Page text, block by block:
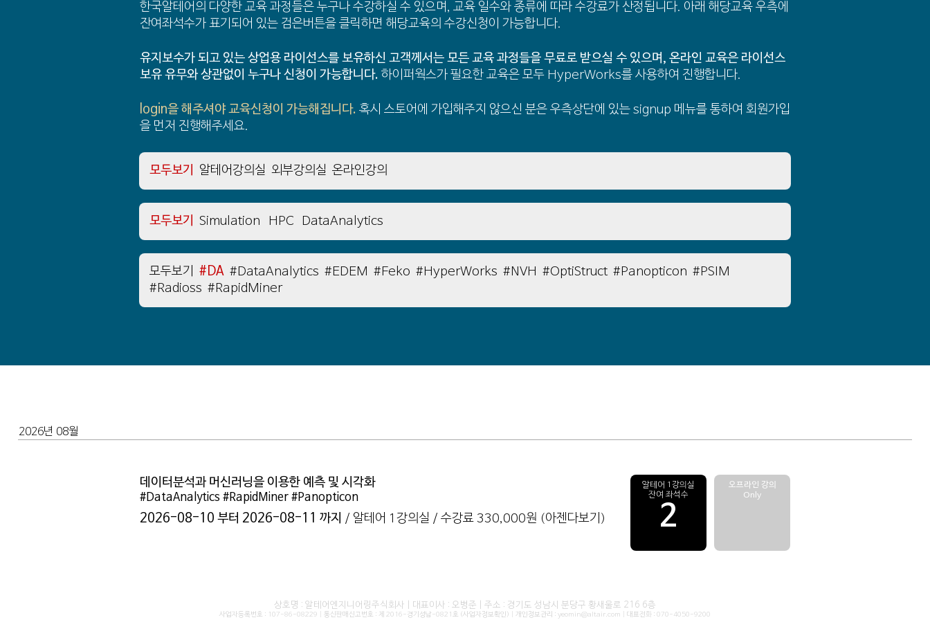
한국알테어의 다양한 교육 과정들은 누구나 수강하실 수 있으며, 교육 일수와 종류에 따라 수강료가 산정됩니다. 아래 해당교육 우측에
잔여좌석수가 표기되어 있는 검은버튼을 클릭하면 해당교육의 수강신청이 가능합니다.
유지보수가 되고 있는 상업용 라이선스를 보유하신 고객께서는 모든 교육 과정들을 무료로 받으실 수 있으며, 온라인 교육은 라이선스
보유 유무와 상관없이 누구나 신청이 가능합니다. 하이퍼웍스가 필요한 교육은 모두 HyperWorks를 사용하여 진행합니다.
login을 해주셔야 교육신청이 가능해집니다. 혹시 스토어에 가입해주지 않으신 분은 우측상단에 있는 signup 메뉴를 통하여 회원가입
을 먼저 진행해주세요.
모두보기 알테어강의실 외부강의실 온라인강의
모두보기 Simulation HPC DataAnalytics
모두보기 #DA #DataAnalytics #EDEM #Feko #HyperWorks #NVH #OptiStruct #Panopticon #PSIM
#Radioss #RapidMiner
2026년 08월
데이터분석과 머신러닝을 이용한 예측 및 시각화
#DataAnalytics #RapidMiner #Panopticon
2026-08-10 부터 2026-08-11 까지 / 알테어 1강의실 / 수강료 330,000원 (아젠다보기)
알테어 1강의실
잔여 좌석수
2
오프라인 강의
Only
상호명 : 알테어엔지니어링주식회사 | 대표이사 : 오병준 | 주소 : 경기도 성남시 분당구 황새울로 216 6층
사업자등록번호 : 107-86-08229 | 통신판매신고번호 : 제 2016-경기성남-0821호 (사업자정보확인) | 개인정보관리 : yeomin@altair.com | 대표전화 : 070-4050-9200